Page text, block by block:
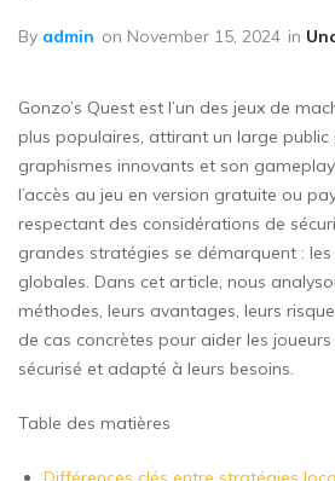
By admin on November 15, 2024 in
Gonzo’s Quest est l’un des jeux de
plus populaires, attirant un large public
graphismes innovants et son
l’accès au jeu en version gratuite ou
respectant des considérations de
grandes stratégies se démarquent :
globales. Dans cet article, nous
méthodes, leurs avantages, leurs
de cas concrètes pour aider les
sécurisé et adapté à leurs besoins.
Table des matières